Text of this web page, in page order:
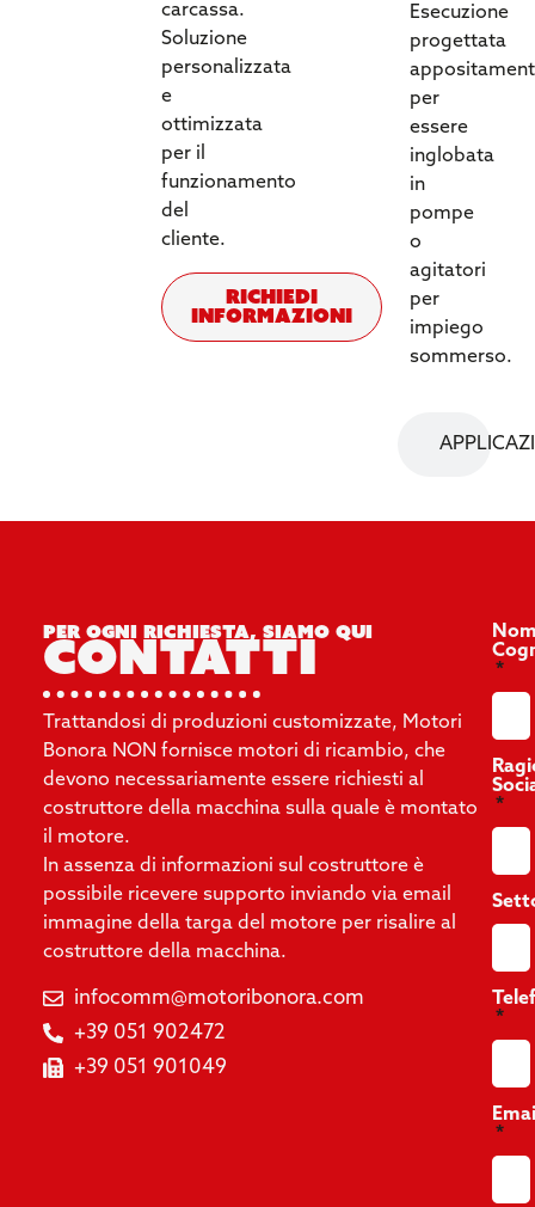
carcassa.
Soluzione
personalizzata
e
ottimizzata
per il
funzionamento
del
cliente.
Richiedi
informazioni
Esecuzione
progettata
per
essere
inglobata
in
pompe
o
agitatori
per
impiego
sommerso.
Per ogni richiesta, siamo qui
contatti
Trattandosi di produzioni customizzate, Motori
Bonora NON fornisce motori di ricambio, che
devono necessariamente essere richiesti al
costruttore della macchina sulla quale è montato
il motore.
In assenza di informazioni sul costruttore è
possibile ricevere supporto inviando via email
immagine della targa del motore per risalire al
costruttore della macchina.
infocomm@motoribonora.com
+39 051 902472
+39 051 901049